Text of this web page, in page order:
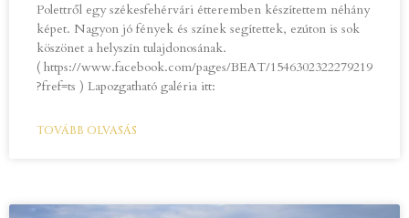
Polettről egy székesfehérvári étteremben készítettem néhány
képet. Nagyon jó fények és színek segítettek, ezúton is sok
köszönet a helyszín tulajdonosának.
( https://www.facebook.com/pages/BEAT/1546302322279219
?fref=ts ) Lapozgatható galéria itt:
TOVÁBB OLVASÁS